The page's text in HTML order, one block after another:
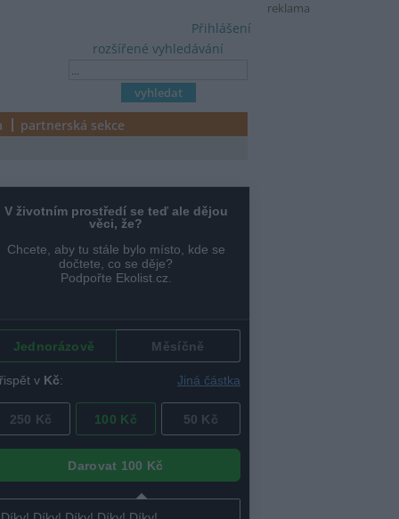
reklama
rozšířené vyhledávání
Přihlášení
partnerská sekce